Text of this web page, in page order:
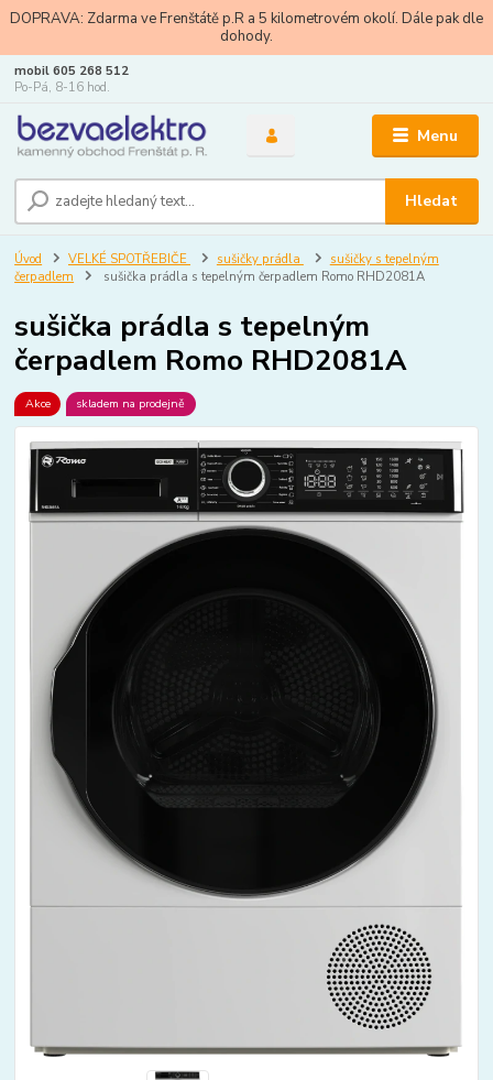
DOPRAVA: Zdarma ve Frenštátě p.R a 5 kilometrovém okolí. Dále pak dle
dohody.
Menu
Hledat
mobil 605 268 512
Po-Pá, 8-16 hod.
Úvod VELKÉ SPOTŘEBIČE sušičky prádla
sušičky s tepelným
čerpadlem
sušička prádla s tepelným čerpadlem Romo RHD2081A
sušička prádla s tepelným
čerpadlem Romo RHD2081A
Akce skladem na prodejně